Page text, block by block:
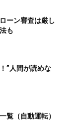
ーン審査は厳し
も
”人間が読めな
覧（自動運転）